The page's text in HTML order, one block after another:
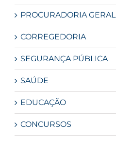
PROCURADORIA GERAL
CORREGEDORIA
SEGURANÇA PÚBLICA
SAÚDE
EDUCAÇÃO
CONCURSOS